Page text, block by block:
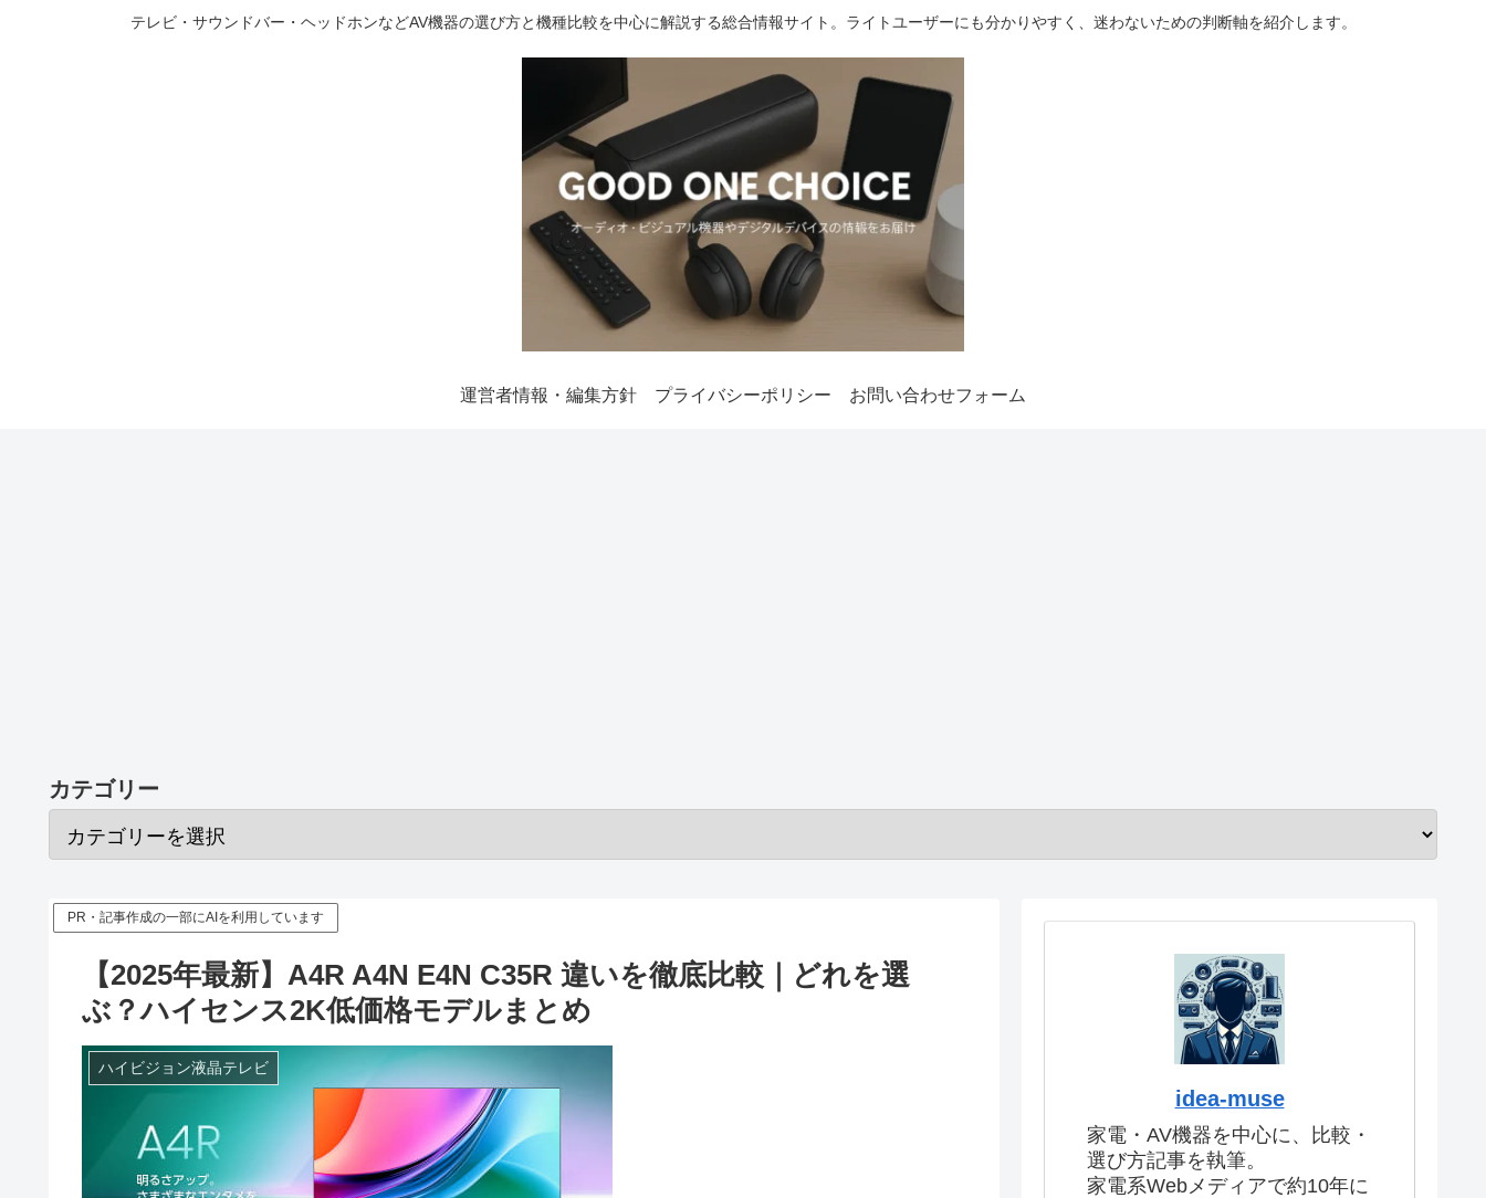
テレビ・サウンドバー・ヘッドホンなどAV機器の選び方と機種比較を中心に解説する総合情報サイト。ライトユーザーにも分かりやすく、迷わないための判断軸を紹介します。
運営者情報・編集方針 プライバシーポリシー お問い合わせフォーム
カテゴリー
PR・記事作成の一部にAIを利用しています
【2025年最新】A4R A4N E4N C35R 違いを徹底比較｜どれを選
ぶ？ハイセンス2K低価格モデルまとめ
ハイビジョン液晶テレビ
idea-muse
家電・AV機器を中心に、比較・
選び方記事を執筆。
家電系Webメディアで約10年に